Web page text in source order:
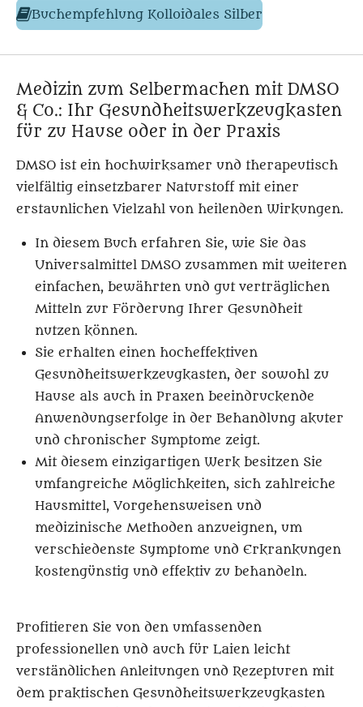
Buchempfehlung Kolloidales Silber
Medizin zum Selbermachen mit DMSO
& Co.: Ihr Gesundheitswerkzeugkasten
für zu Hause oder in der Praxis
DMSO ist ein hochwirksamer und therapeutisch
vielfältig einsetzbarer Naturstoff mit einer
erstaunlichen Vielzahl von heilenden Wirkungen.
In diesem Buch erfahren Sie, wie Sie das
Universalmittel DMSO zusammen mit weiteren
einfachen, bewährten und gut verträglichen
Mitteln zur Förderung Ihrer Gesundheit
nutzen können.
Sie erhalten einen hocheffektiven
Gesundheitswerkzeugkasten, der sowohl zu
Hause als auch in Praxen beeindruckende
Anwendungserfolge in der Behandlung akuter
und chronischer Symptome zeigt.
Mit diesem einzigartigen Werk besitzen Sie
umfangreiche Möglichkeiten, sich zahlreiche
Hausmittel, Vorgehensweisen und
medizinische Methoden anzueignen, um
verschiedenste Symptome und Erkrankungen
kostengünstig und effektiv zu behandeln.
Profitieren Sie von den umfassenden
professionellen und auch für Laien leicht
verständlichen Anleitungen und Rezepturen mit
dem praktischen Gesundheitswerkzeugkasten